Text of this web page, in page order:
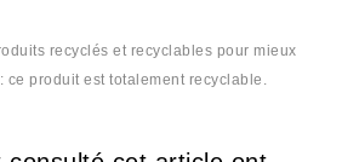
recyclés et recyclables pour mieux
ce produit est totalement recyclable.